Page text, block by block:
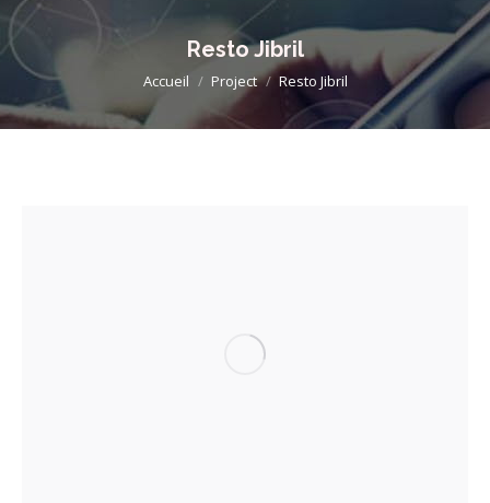
Resto Jibril
Vous êtes ici :
Accueil Project Resto Jibril